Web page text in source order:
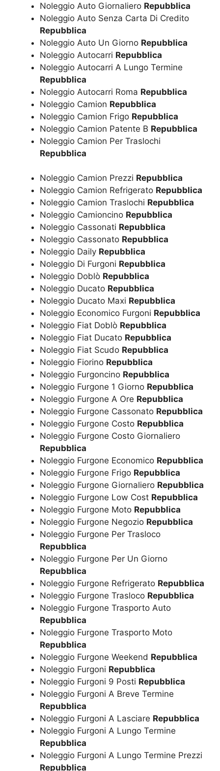
Noleggio Auto Giornaliero Repubblica
Noleggio Auto Senza Carta Di Credito
Repubblica
Noleggio Auto Un Giorno Repubblica
Noleggio Autocarri Repubblica
Noleggio Autocarri A Lungo Termine
Repubblica
Noleggio Autocarri Roma Repubblica
Noleggio Camion Repubblica
Noleggio Camion Frigo Repubblica
Noleggio Camion Patente B Repubblica
Noleggio Camion Per Traslochi
Repubblica
Noleggio Camion Prezzi Repubblica
Noleggio Camion Refrigerato Repubblica
Noleggio Camion Traslochi Repubblica
Noleggio Camioncino Repubblica
Noleggio Cassonati Repubblica
Noleggio Cassonato Repubblica
Noleggio Daily Repubblica
Noleggio Di Furgoni Repubblica
Noleggio Doblò Repubblica
Noleggio Ducato Repubblica
Noleggio Ducato Maxi Repubblica
Noleggio Economico Furgoni Repubblica
Noleggio Fiat Doblò Repubblica
Noleggio Fiat Ducato Repubblica
Noleggio Fiat Scudo Repubblica
Noleggio Fiorino Repubblica
Noleggio Furgoncino Repubblica
Noleggio Furgone 1 Giorno Repubblica
Noleggio Furgone A Ore Repubblica
Noleggio Furgone Cassonato Repubblica
Noleggio Furgone Costo Repubblica
Noleggio Furgone Costo Giornaliero
Repubblica
Noleggio Furgone Economico Repubblica
Noleggio Furgone Frigo Repubblica
Noleggio Furgone Giornaliero Repubblica
Noleggio Furgone Low Cost Repubblica
Noleggio Furgone Moto Repubblica
Noleggio Furgone Negozio Repubblica
Noleggio Furgone Per Trasloco
Repubblica
Noleggio Furgone Per Un Giorno
Repubblica
Noleggio Furgone Refrigerato Repubblica
Noleggio Furgone Trasloco Repubblica
Noleggio Furgone Trasporto Auto
Repubblica
Noleggio Furgone Trasporto Moto
Repubblica
Noleggio Furgone Weekend Repubblica
Noleggio Furgoni Repubblica
Noleggio Furgoni 9 Posti Repubblica
Noleggio Furgoni A Breve Termine
Repubblica
Noleggio Furgoni A Lasciare Repubblica
Noleggio Furgoni A Lungo Termine
Repubblica
Noleggio Furgoni A Lungo Termine Prezzi
Repubblica